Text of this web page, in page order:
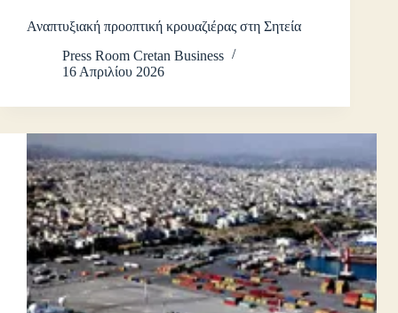
Αναπτυξιακή προοπτική κρουαζιέρας στη Σητεία
Press Room Cretan Business
16 Απριλίου 2026